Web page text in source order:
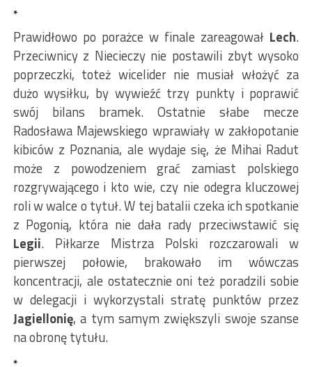
*
Prawidłowo po porażce w finale zareagował Lech.
Przeciwnicy z Niecieczy nie postawili zbyt wysoko
poprzeczki, toteż wicelider nie musiał włożyć za
dużo wysiłku, by wywieźć trzy punkty i poprawić
swój bilans bramek. Ostatnie słabe mecze
Radosława Majewskiego wprawiały w zakłopotanie
kibiców z Poznania, ale wydaje się, że Mihai Radut
może z powodzeniem grać zamiast polskiego
rozgrywającego i kto wie, czy nie odegra kluczowej
roli w walce o tytuł. W tej batalii czeka ich spotkanie
z Pogonią, która nie dała rady przeciwstawić się
Legii. Piłkarze Mistrza Polski rozczarowali w
pierwszej połowie, brakowało im wówczas
koncentracji, ale ostatecznie oni też poradzili sobie
w delegacji i wykorzystali stratę punktów przez
Jagiellonię, a tym samym zwiększyli swoje szanse
na obronę tytułu.
*